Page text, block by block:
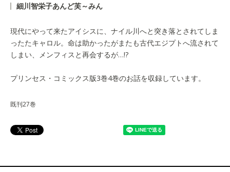
細川智栄子あんど芙～みん
現代にやって来たアイシスに、ナイル川へと突き落とされてしま
ったたキャロル。命は助かったがまたも古代エジプトへ流されて
しまい、メンフィスと再会するが…!?
プリンセス・コミックス版3巻4巻のお話を収録しています。
既刊27巻